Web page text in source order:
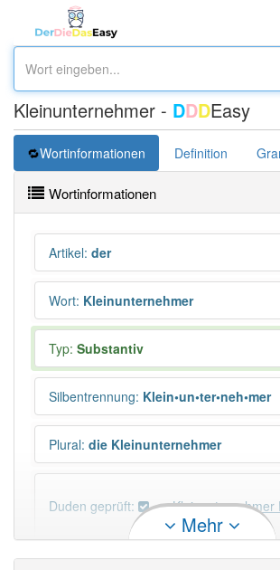
Kleinunternehmer - DDDEasy
Wortinformationen Definition
Wortinformationen
Artikel: der
Wort: Kleinunternehmer
Typ: Substantiv
Silbentrennung: Klein•un•ter•neh•mer
Plural: die Kleinunternehmer
Duden geprüft: Kleinunternehmer
Mehr